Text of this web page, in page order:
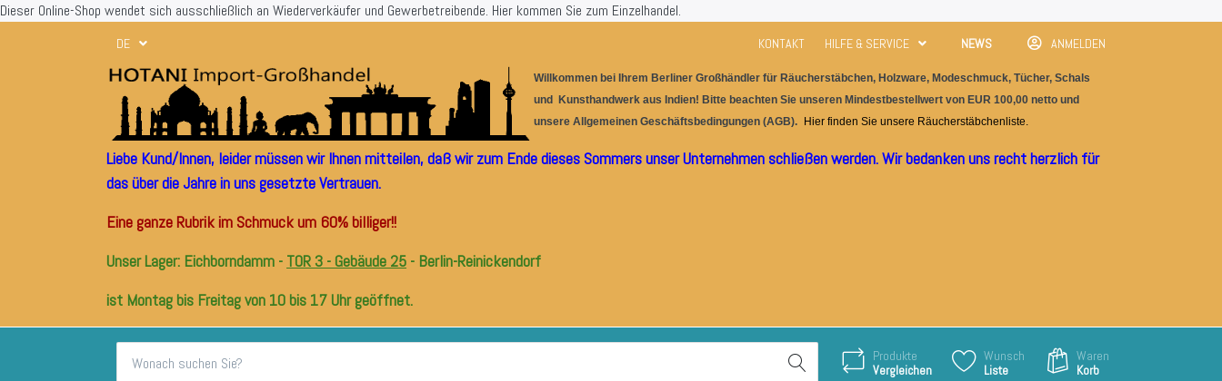
Dieser Online-Shop wendet sich ausschließlich an Wiederverkäufer und Gewerbetreibende. Hier kommen Sie zum Einzelhandel.
DE KONTAKT HILFE & SERVICE NEWS ANMELDEN
Willkommen bei Ihrem Berliner Großhändler für Räucherstäbchen, Holzware, Modeschmuck, Tücher, Schals
und Kunsthandwerk aus I ndien! Bitte beachten Sie unseren Mindestbestellwert von EUR 100,00 netto und
unsere Allgemeinen Geschäftsbedingungen (AGB). Hier finden Sie unsere Räucherstäbchenliste.
Liebe Kund/Innen, leider müssen wir Ihnen mitteilen, daß wir zum Ende dieses Sommers unser Unternehmen schließen werden. Wir bedanken uns recht herzlich für
das über die Jahre in uns gesetzte Vertrauen.
Eine ganze Rubrik im Schmuck um 60% billiger!!
Unser Lager: Eichborndamm - TOR 3 - Gebäude 25 - Berlin-Reinickendorf
ist Montag bis Freitag von 10 bis 17 Uhr geöffnet.
Produkte
Vergleichen
Wunsch
Liste
Waren
Korb